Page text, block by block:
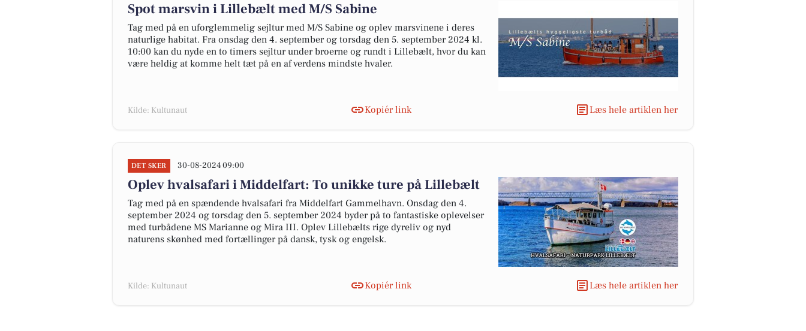
Spot marsvin i Lillebælt med M/S Sabine
Tag med på en uforglemmelig sejltur med M/S Sabine og oplev marsvinene i deres
naturlige habitat. Fra onsdag den 4. september og torsdag den 5. september 2024 kl.
10:00 kan du nyde en to timers sejltur under broerne og rundt i Lillebælt, hvor du kan
være heldig at komme helt tæt på en af verdens mindste hvaler.
Kilde: Kultunaut Kopiér link Læs hele artiklen her
DET SKER 30-08-2024 09:00
Oplev hvalsafari i Middelfart: To unikke ture på Lillebælt
Tag med på en spændende hvalsafari fra Middelfart Gammelhavn. Onsdag den 4.
september 2024 og torsdag den 5. september 2024 byder på to fantastiske oplevelser
med turbådene MS Marianne og Mira III. Oplev Lillebælts rige dyreliv og nyd
naturens skønhed med fortællinger på dansk, tysk og engelsk.
Kilde: Kultunaut Kopiér link Læs hele artiklen her